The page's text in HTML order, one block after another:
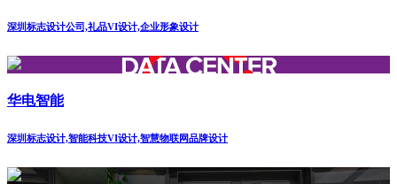
深圳标志设计公司,礼品VI设计,企业形象设计
华电智能
深圳标志设计,智能科技VI设计,智慧物联网品牌设计